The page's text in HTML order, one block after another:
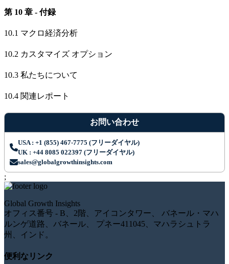
第 10 章 - 付録
10.1 マクロ経済分析
10.2 カスタマイズ オプション
10.3 私たちについて
10.4 関連レポート
お問い合わせ
USA : +1 (855) 467-7775 (フリーダイヤル)
UK : +44 8085 022397 (フリーダイヤル)
sales@globalgrowthinsights.com
;
Global Growth Insights
オフィス番号 - B、2階、アイコンタワー、 バネール・マハ
ルンゲ道路、バネール、 プネー411045、マハラシュトラ
州、インド。
便利なリンク